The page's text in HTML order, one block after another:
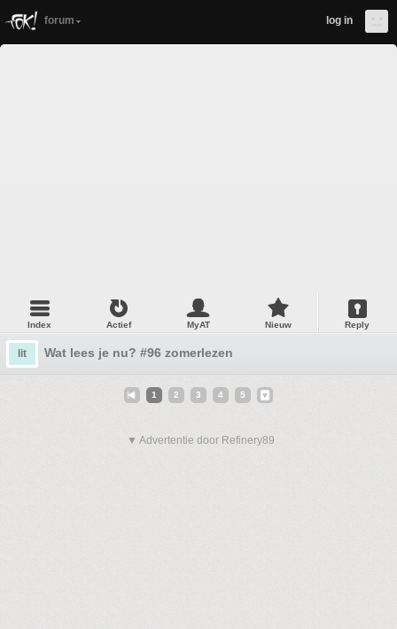
forum log in
Index Actief MyAT Nieuw Reply
lit Wat lees je nu? #96 zomerlezen
1 2 3 4 5
▼ Advertentie door Refinery89